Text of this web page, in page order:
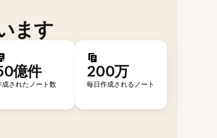
ます
億件
成されたノート数
200万
毎日作成されるノート